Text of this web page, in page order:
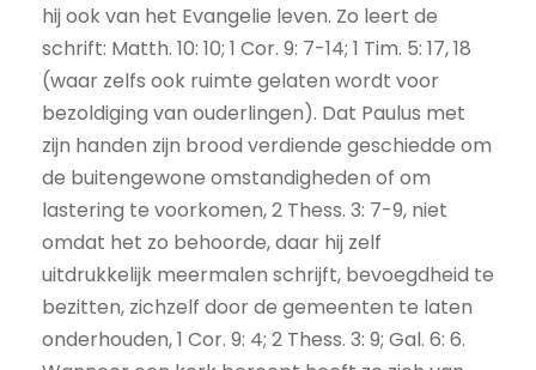
hij ook van het Evangelie leven. Zo leert de
schrift: Matth. 10: 10; 1 Cor. 9: 7-14; 1 Tim. 5: 17, 18
(waar zelfs ook ruimte gelaten wordt voor
bezoldiging van ouderlingen). Dat Paulus met
zijn handen zijn brood verdiende geschiedde om
de buitengewone omstandigheden of om
lastering te voorkomen, 2 Thess. 3: 7-9, niet
omdat het zo behoorde, daar hij zelf
uitdrukkelijk meermalen schrijft, bevoegdheid te
bezitten, zichzelf door de gemeenten te laten
onderhouden, 1 Cor. 9: 4; 2 Thess. 3: 9; Gal. 6: 6.